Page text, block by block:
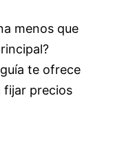
menos que
te ofrece
fijar precios